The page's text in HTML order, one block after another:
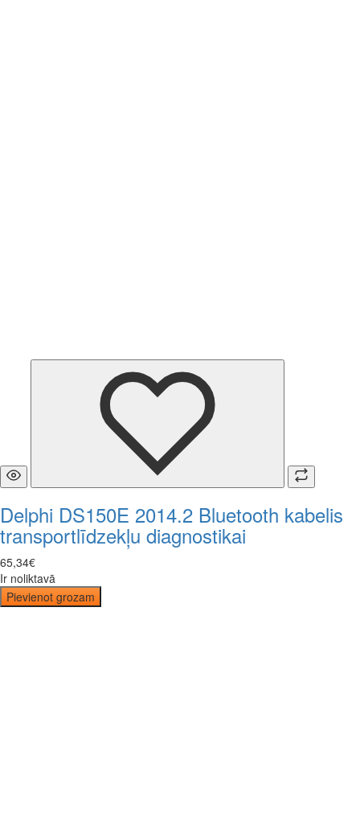
Delphi DS150E 2014.2 Bluetooth kabelis
transportlīdzekļu diagnostikai
65,34€
Ir noliktavā
Pievienot grozam